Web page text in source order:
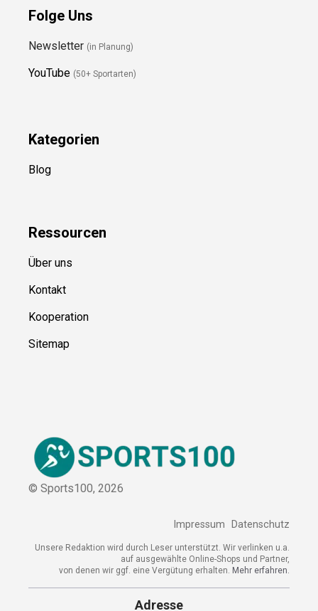
Folge Uns
Newsletter (in Planung)
YouTube (50+ Sportarten)
Kategorien
Blog
Ressourcen
Über uns
Kontakt
Kooperation
Sitemap
© Sports100, 2026
Impressum Datenschutz
Unsere Redaktion wird durch Leser unterstützt. Wir verlinken u.a.
auf ausgewählte Online-Shops und Partner,
von denen wir ggf. eine Vergütung erhalten. Mehr erfahren.
Adresse